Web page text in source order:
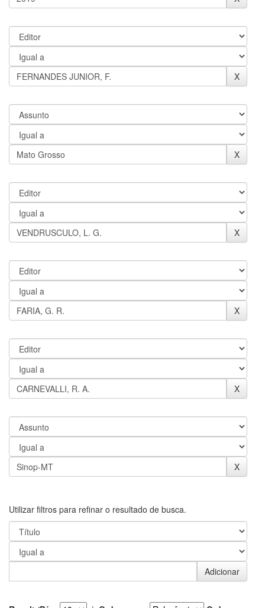
Utilizar filtros para refinar o resultado de busca.